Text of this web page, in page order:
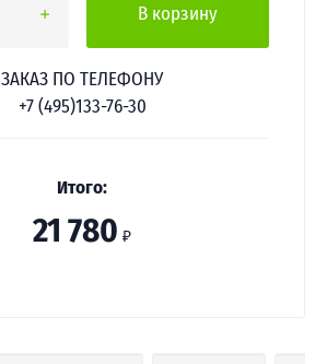
В корзину
ЗАКАЗ ПО ТЕЛЕФОНУ
+7 (495)133-76-30
Итого:
21 780 ₽